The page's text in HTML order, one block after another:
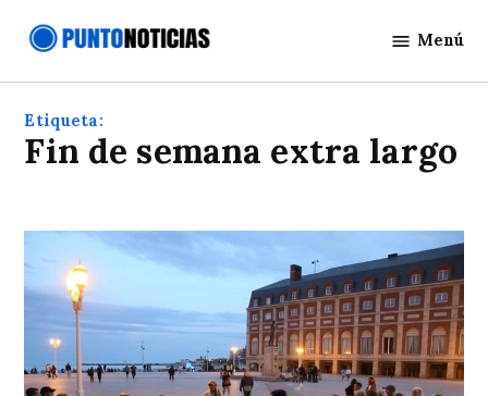
Noticias
Menú
Etiqueta:
Fin de semana extra largo